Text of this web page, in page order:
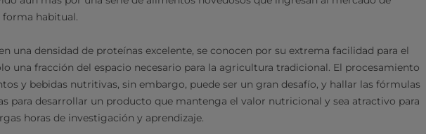
forma habitual.
una densidad de proteínas excelente, se conocen por su extrema facilidad para el
una fracción del espacio necesario para la agricultura tradicional. El procesamiento
y bebidas nutritivas, sin embargo, puede ser un gran desafío, y hallar las fórmulas
para desarrollar un producto que mantenga el valor nutricional y sea atractivo para
horas de investigación y aprendizaje.